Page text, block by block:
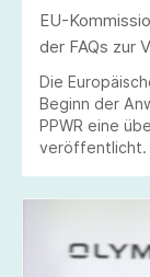
EU-
der FAQs zur
Die
Beginn der
PPWR eine
veröffentlicht.